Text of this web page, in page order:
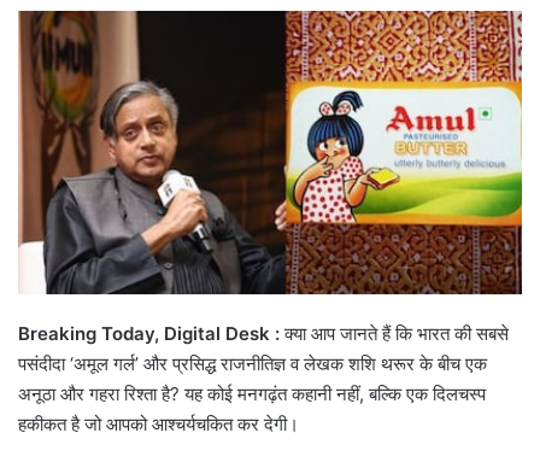
Breaking Today, Digital Desk :क्या आप जानते हैं कि भारत की सबसे
पसंदीदा ‘अमूल गर्ल’ और प्रसिद्ध राजनीतिज्ञ व लेखक शशि थरूर के बीच एक
अनूठा और गहरा रिश्ता है? यह कोई मनगढ़ंत कहानी नहीं, बल्कि एक दिलचस्प
हकीकत है जो आपको आश्चर्यचकित कर देगी।